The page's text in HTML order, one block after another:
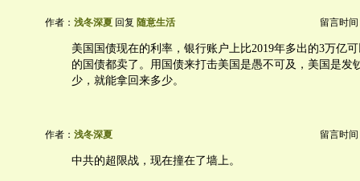
作者： 浅冬深夏 回复 随意生活 留言时间
美国国债现在的利率，银行账户上比2019年多出的3万亿
的国债都卖了。用国债来打击美国是愚不可及，美国是发
少，就能拿回来多少。
作者： 浅冬深夏 留言时间
中共的超限战，现在撞在了墙上。